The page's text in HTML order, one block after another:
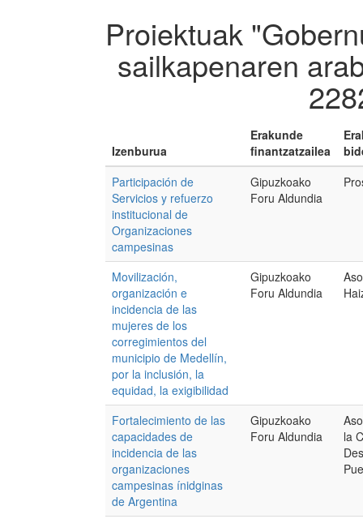
Proiektuak
sailkapenaren
Izenburua
Erakunde
finantzatzailea
Participación de
Servicios y refuerzo
institucional de
Organizaciones
campesinas
Gipuzkoako
Foru Aldundia
Movilización,
organización e
incidencia de las
mujeres de los
corregimientos del
municipio de Medellín,
por la inclusión, la
equidad, la exigibilidad
Gipuzkoako
Foru Aldundia
Fortalecimiento de las
capacidades de
incidencia de las
organizaciones
campesinas ínidginas
de Argentina
Gipuzkoako
Foru Aldundia
la